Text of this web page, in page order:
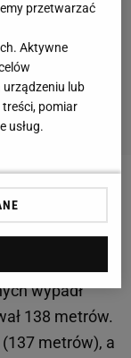
Polaków,
miejsce w
wypadł
138 metrów.
metrów), a
przetwarzać
Aktywne
lub
pomiar
usług.